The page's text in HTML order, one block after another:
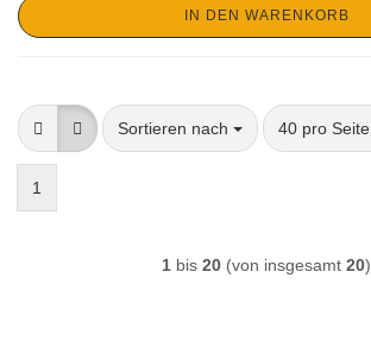
IN DEN WARENKORB
Sortieren nach
Sortieren nach 40 pro Seite
pro Seite
1
1 bis 20 (von insgesamt 20)